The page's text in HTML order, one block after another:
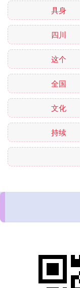
具身
四川
这个
全国
文化
持续